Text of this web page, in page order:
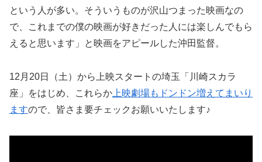
という人が多い。そういうものが沢山つまった映画なの
で、これまでの僕の映画が好きだった人には楽しんでもら
えると思います」と映画をアピールした沖田監督。
12月20日（土）から上映スタートの埼玉「川崎スカラ
座」をはじめ、これらか 上映劇場もドンドン増えてまいり
ますので、皆さま要チェックお願いいたします♪